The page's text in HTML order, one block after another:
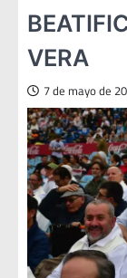
VERA
7 de mayo de